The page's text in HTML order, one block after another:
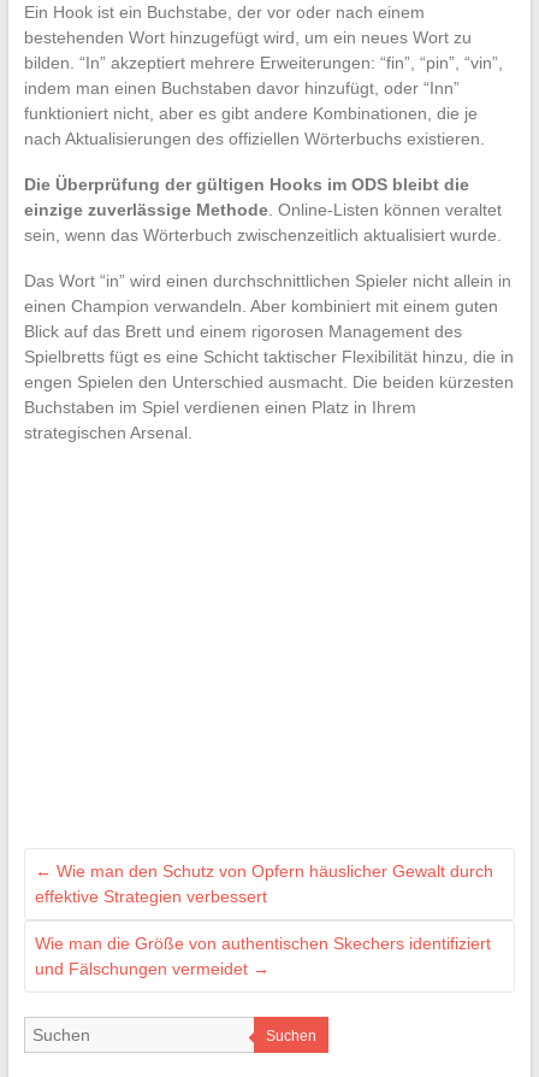
Ein Hook ist ein Buchstabe, der vor oder nach einem
bestehenden Wort hinzugefügt wird, um ein neues Wort zu
bilden. “In” akzeptiert mehrere Erweiterungen: “fin”, “pin”, “vin”,
indem man einen Buchstaben davor hinzufügt, oder “Inn”
funktioniert nicht, aber es gibt andere Kombinationen, die je
nach Aktualisierungen des offiziellen Wörterbuchs existieren.
Die Überprüfung der gültigen Hooks im ODS bleibt die
einzige zuverlässige Methode. Online-Listen können veraltet
sein, wenn das Wörterbuch zwischenzeitlich aktualisiert wurde.
Das Wort “in” wird einen durchschnittlichen Spieler nicht allein in
einen Champion verwandeln. Aber kombiniert mit einem guten
Blick auf das Brett und einem rigorosen Management des
Spielbretts fügt es eine Schicht taktischer Flexibilität hinzu, die in
engen Spielen den Unterschied ausmacht. Die beiden kürzesten
Buchstaben im Spiel verdienen einen Platz in Ihrem
strategischen Arsenal.
← Wie man den Schutz von Opfern häuslicher Gewalt durch
effektive Strategien verbessert
Wie man die Größe von authentischen Skechers identifiziert
und Fälschungen vermeidet →
Suchen